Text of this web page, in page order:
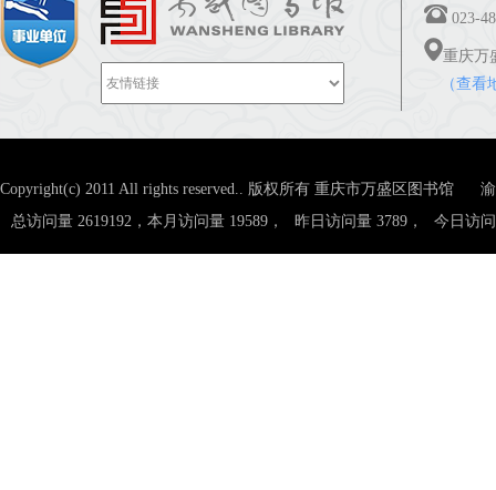
023-
重庆万
（查看
Copyright(c) 2011 All rights reserved.. 版权所有 重庆市万盛区图书馆
总访问量 2619192，本月访问量 19589，
昨日访问量 3789， 今日访